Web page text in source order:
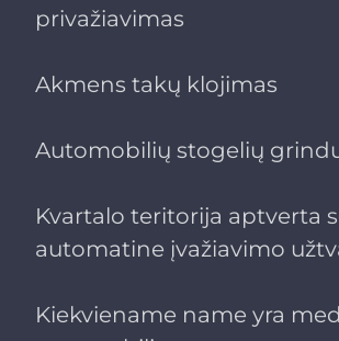
privažiavimas
Akmens takų klojimas
Automobilių stogelių
Kvartalo teritorija aptverta
automatine įvažiavimo
Kiekviename name yra